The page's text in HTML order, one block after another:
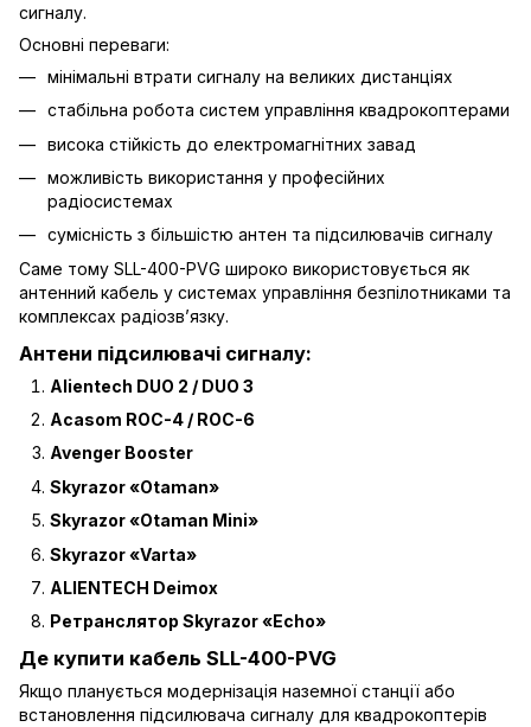
сигналу.
Основні переваги:
мінімальні втрати сигналу на великих дистанціях
стабільна робота систем управління квадрокоптерами
висока стійкість до електромагнітних завад
можливість використання у професійних
радіосистемах
сумісність з більшістю антен та підсилювачів сигналу
Саме тому SLL-400-PVG широко використовується як
антенний кабель у системах управління безпілотниками та
комплексах радіозв’язку.
Антени підсилювачі сигналу:
Alientech DUO 2 / DUO 3
Acasom ROC-4 / ROC-6
Avenger Booster
Skyrazor «Otaman»
Skyrazor «Otaman Mini»
Skyrazor «Varta»
ALIENTECH Deimox
Ретранслятор Skyrazor «Echo»
Де купити кабель SLL-400-PVG
Якщо планується модернізація наземної станції або
встановлення підсилювача сигналу для квадрокоптерів